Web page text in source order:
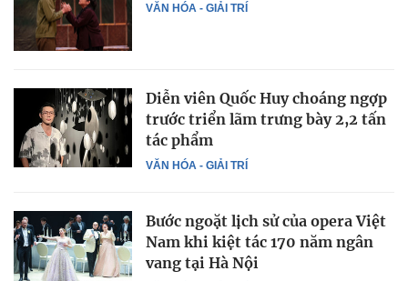
VĂN HÓA - GIẢI TRÍ
VĂN HÓA - GIẢI TRÍ
Diễn viên Quốc Huy choáng ngợp
trước triển lãm trưng bày 2,2 tấn
tác phẩm
Bước ngoặt lịch sử của opera Việt
Nam khi kiệt tác 170 năm ngân
vang tại Hà Nội